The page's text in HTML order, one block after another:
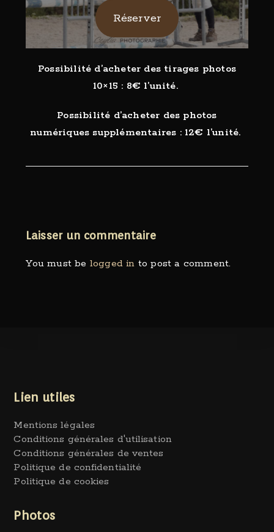
Réserver
Possibilité d’acheter des tirages photos
10×15 : 8€ l’unité.
Possibilité d’acheter des photos
numériques supplémentaires : 12€ l’unité.
Laisser un commentaire
You must be logged in to post a comment.
Lien utiles
Mentions légales
Conditions générales d'utilisation
Conditions générales de ventes
Politique de confidentialité
Politique de cookies
Photos